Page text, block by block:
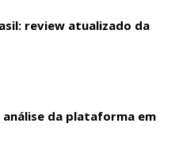
review atualizado da
da plataforma em